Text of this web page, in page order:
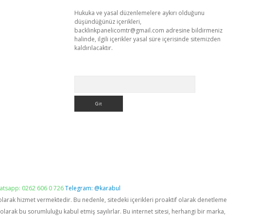
Hukuka ve yasal düzenlemelere aykırı olduğunu
düşündüğünüz içerikleri,
backlinkpanelicomtr@gmail.com adresine bildirmeniz
halinde, ilgili içerikler yasal süre içerisinde sitemizden
kaldırılacaktır.
0262 606 0 726Telegram: @karabul
olarak hizmet vermektedir. Bu nedenle, sitedeki içerikleri proaktif olarak denetleme
bu sorumluluğu kabul etmiş sayılırlar. Bu internet sitesi, herhangi bir marka,